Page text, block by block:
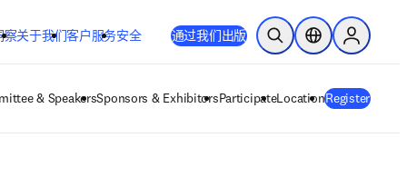
察关于我们客户服务安全 通过我们出版 开放搜索位置选择器Sign in to
& SpeakersSponsors & ExhibitorsParticipateLocationRegister